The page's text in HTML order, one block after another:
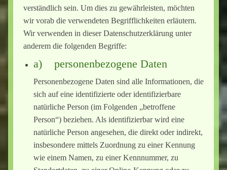
verständlich sein. Um dies zu gewährleisten, möchten
wir vorab die verwendeten Begrifflichkeiten erläutern.
Wir verwenden in dieser Datenschutzerklärung unter
anderem die folgenden Begriffe:
a) personenbezogene Daten
Personenbezogene Daten sind alle Informationen, die
sich auf eine identifizierte oder identifizierbare
natürliche Person (im Folgenden „betroffene
Person“) beziehen. Als identifizierbar wird eine
natürliche Person angesehen, die direkt oder indirekt,
insbesondere mittels Zuordnung zu einer Kennung
wie einem Namen, zu einer Kennnummer, zu